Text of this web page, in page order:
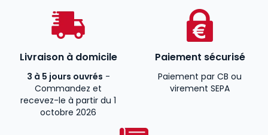
Livraison à domicile
3 à 5 jours ouvrés -
Commandez et
recevez-le à partir du 1
octobre 2026
Paiement sécurisé
Paiement par CB ou
virement SEPA